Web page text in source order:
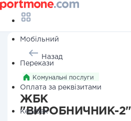
Мобільний
Перекази
Оплата за реквізитами
Кешбек
Назад
Комунальні послуги
ЖБК
"ВИРОБНИЧНИК-2"